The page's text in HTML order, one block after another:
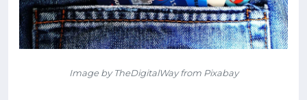
Image by TheDigitalWay from Pixabay